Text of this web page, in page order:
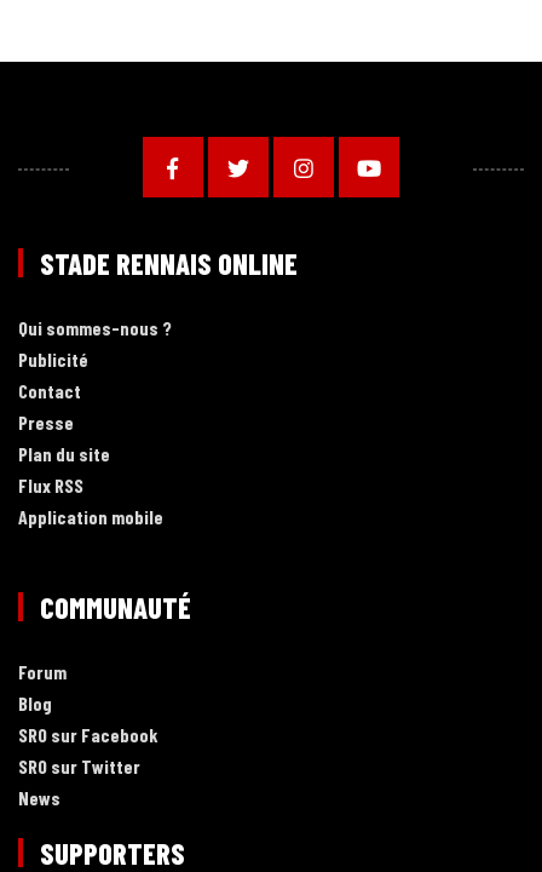
STADE RENNAIS ONLINE
Qui sommes-nous ?
Publicité
Contact
Presse
Plan du site
Flux RSS
Application mobile
COMMUNAUTÉ
Forum
Blog
SRO sur Facebook
SRO sur Twitter
News
SUPPORTERS